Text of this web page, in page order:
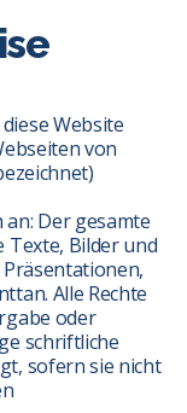
Website
von
Der gesamte
Texte, Bilder und
Alle Rechte
oder
schriftliche
sofern sie nicht